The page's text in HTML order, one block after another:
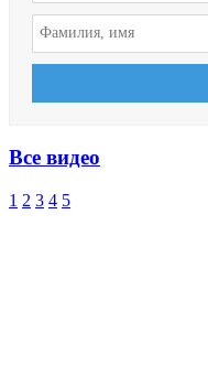
Все видео
1 2 3 4 5